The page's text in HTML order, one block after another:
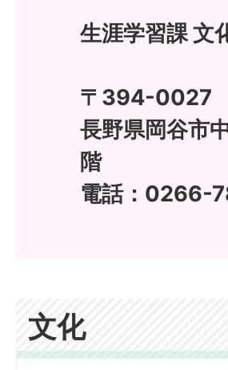
生涯学習課 文
〒394-0027
長野県岡谷市
階
電話：0266-
文化